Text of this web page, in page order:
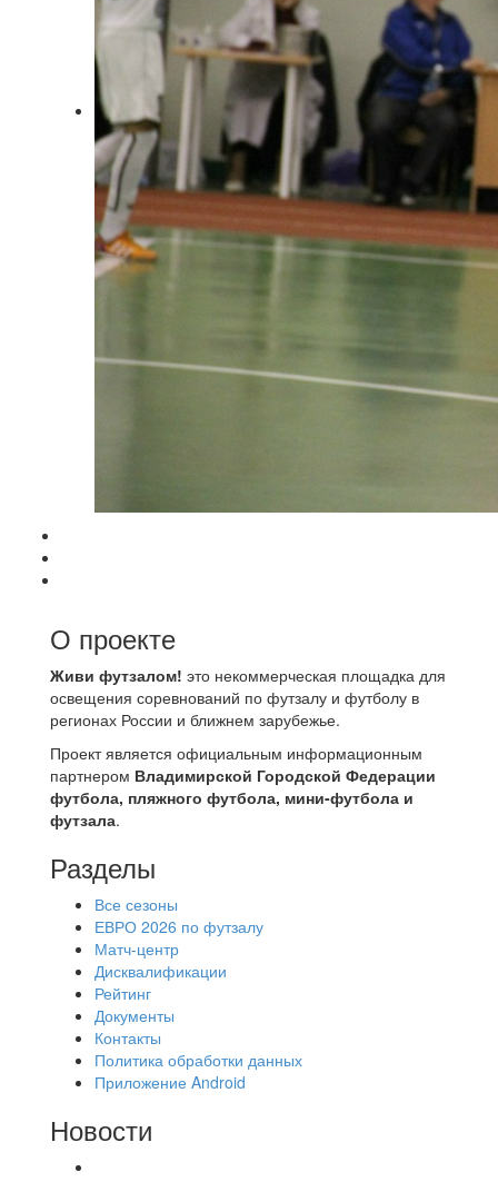
О проекте
Живи футзалом! это некоммерческая площадка для
освещения соревнований по футзалу и футболу в
регионах России и ближнем зарубежье.
Проект является официальным информационным
партнером Владимирской Городской Федерации
футбола, пляжного футбола, мини-футбола и
футзала.
Разделы
Все сезоны
ЕВРО 2026 по футзалу
Матч-центр
Дисквалификации
Рейтинг
Документы
Контакты
Политика обработки данных
Приложение Android
Новости